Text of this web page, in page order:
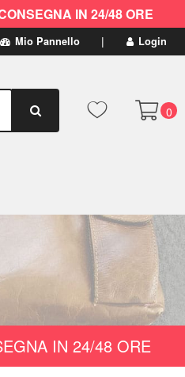
IN 24/48 ORE
Mio Pannello Login
0
IN 24/48 ORE